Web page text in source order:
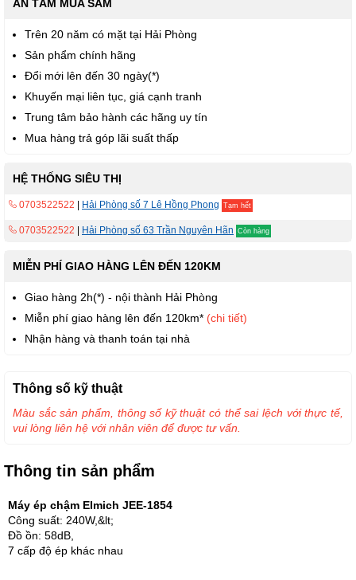
AN TÂM MUA SẮM
Trên 20 năm có mặt tại Hải Phòng
Sản phẩm chính hãng
Đổi mới lên đến 30 ngày(*)
Khuyến mại liên tục, giá cạnh tranh
Trung tâm bảo hành các hãng uy tín
Mua hàng trả góp lãi suất thấp
HỆ THỐNG SIÊU THỊ
0703522522 Hải Phòng số 7 Lê Hồng Phong Tạm hết
0703522522 Hải Phòng số 63 Trần Nguyên Hãn Còn hàng
MIỄN PHÍ GIAO HÀNG LÊN ĐẾN 120KM
Giao hàng 2h(*) - nội thành Hải Phòng
Miễn phí giao hàng lên đến 120km* (chi tiết)
Nhận hàng và thanh toán tại nhà
Thông tin sản phẩm
Máy ép chậm Elmich JEE-1854
Công suất: 240W,&lt;
Đồ ồn: 58dB,
7 cấp độ ép khác nhau
Thông số kỹ thuật
Màu sắc sản phẩm, thông số kỹ thuật có thể sai lệch với thực tế,
vui lòng liên hệ với nhân viên để được tư vấn.